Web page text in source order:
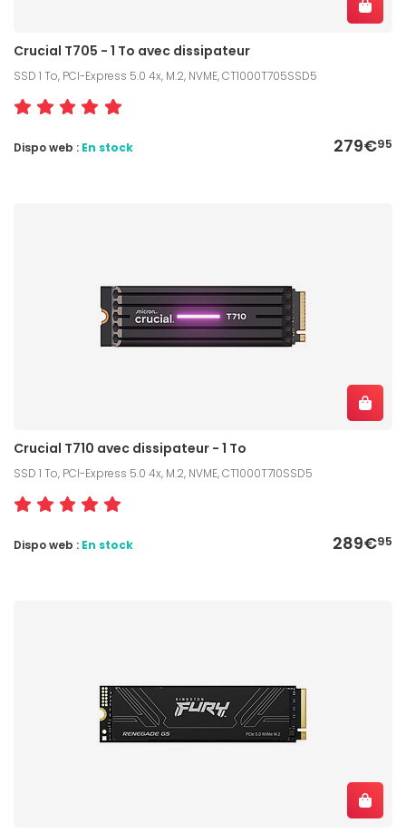
Crucial T705 - 1 To avec dissipateur
SSD 1 To, PCI-Express 5.0 4x, M.2, NVME, CT1000T705SSD5
279€95
Dispo web : En stock
Crucial T710 avec dissipateur - 1 To
SSD 1 To, PCI-Express 5.0 4x, M.2, NVME, CT1000T710SSD5
289€95
Dispo web : En stock